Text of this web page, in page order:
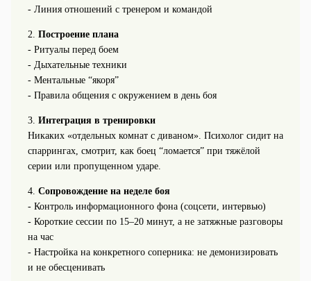
- Линия отношений с тренером и командой
2. Построение плана
- Ритуалы перед боем
- Дыхательные техники
- Ментальные “якоря”
- Правила общения с окружением в день боя
3. Интеграция в тренировки
Никаких «отдельных комнат с диваном». Психолог сидит на
спаррингах, смотрит, как боец “ломается” при тяжёлой
серии или пропущенном ударе.
4. Сопровождение на неделе боя
- Контроль информационного фона (соцсети, интервью)
- Короткие сессии по 15–20 минут, а не затяжные разговоры
на час
- Настройка на конкретного соперника: не демонизировать
и не обесценивать